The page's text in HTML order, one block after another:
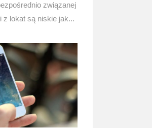
związanej
z lokat są niskie jak...